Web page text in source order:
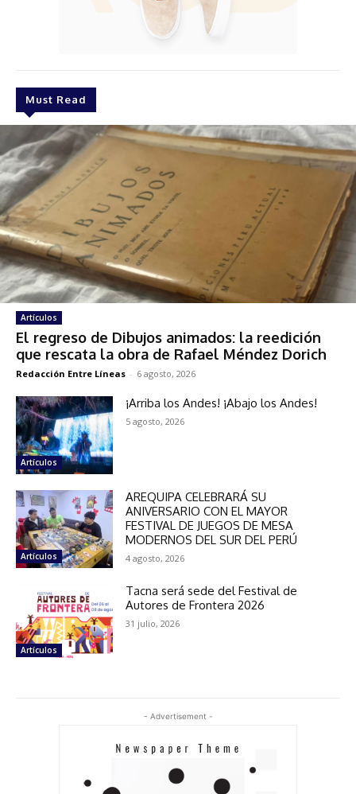
Must Read
Artículos
El regreso de Dibujos animados: la reedición
que rescata la obra de Rafael Méndez Dorich
Redacción Entre Líneas - 6 agosto, 2026
Artículos
¡Arriba los Andes! ¡Abajo los Andes!
5 agosto, 2026
Artículos
AREQUIPA CELEBRARÁ SU
ANIVERSARIO CON EL MAYOR
FESTIVAL DE JUEGOS DE MESA
MODERNOS DEL SUR DEL PERÚ
4 agosto, 2026
Artículos
Tacna será sede del Festival de
Autores de Frontera 2026
31 julio, 2026
- Advertisement -